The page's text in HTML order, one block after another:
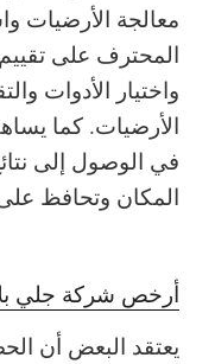
معالجة الأرضيات
المحترف على تقييم
واختيار الأدوات
الأرضيات. كما
في الوصول إلى
المكان وتحافظ
أرخص شركة جلي
يعتقد البعض أن